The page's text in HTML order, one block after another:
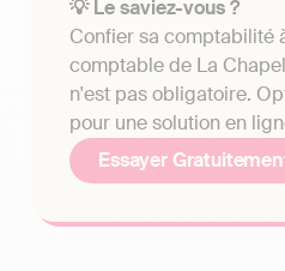
💡 Le saviez-vous ?
Confier sa comptabilité
comptable de La
n'est pas obligatoire.
pour une solution en
Essayer